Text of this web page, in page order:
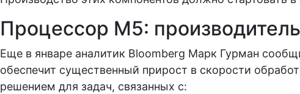
Процессор M5:
Еще в январе аналитик Bloomberg Марк Гурман
обеспечит существенный прирост в скорости
решением для задач, связанных с: